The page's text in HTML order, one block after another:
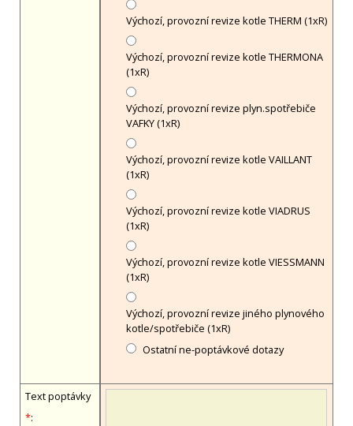
Výchozí, provozní revize kotle THERM (1xR)
Výchozí, provozní revize kotle THERMONA
(1xR)
Výchozí, provozní revize plyn.spotřebiče
VAFKY (1xR)
Výchozí, provozní revize kotle VAILLANT
(1xR)
Výchozí, provozní revize kotle VIADRUS
(1xR)
Výchozí, provozní revize kotle VIESSMANN
(1xR)
Výchozí, provozní revize jiného plynového
kotle/spotřebiče (1xR)
Ostatní ne-poptávkové dotazy
Text poptávky
*: